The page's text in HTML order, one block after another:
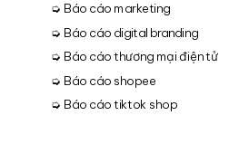
➭ Báo cáo marketing
➭ Báo cáo digital branding
➭ Báo cáo thương mại điện tử
➭ Báo cáo shopee
➭ Báo cáo tiktok shop